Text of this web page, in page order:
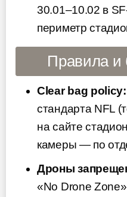
30.01–10.02 в
периметр
Правила и
Clear bag policy:
стандарта NFL
на сайте
камеры — по
Дроны
«No Drone